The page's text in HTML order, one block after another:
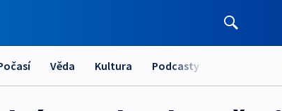
Věda Kultura Podcasty